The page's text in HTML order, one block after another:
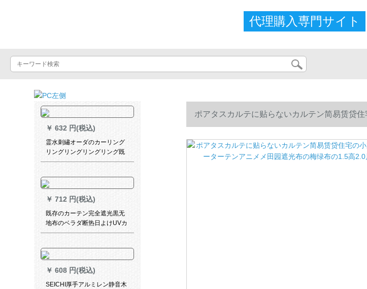
代理購入専門サイト
￥ 632 円(税込)
霊水刺繡オーダのカーリング
リングリングリングリング既
製カーンのカーリングリング
ックス北欧風天然素材の質感
が全体的に遮光しています。
￥ 712 円(税込)
既存のカーテン完全遮光黒无
地布のベラダ断热日よけUVカ
ート光透過的なホタテコーヒ
2.7(断高备考)
￥ 608 円(税込)
SEICHI厚手アルミレン静音木
ポアタスカルテに贴らないカルテン简易赁贷